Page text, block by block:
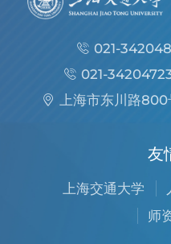
021-
021-
上海市东川路800
友
上海交通大学
师